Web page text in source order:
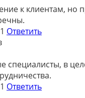
к клиентам, но
Ответить
специалисты, в
Ответить